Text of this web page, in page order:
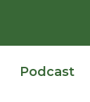
Podcast